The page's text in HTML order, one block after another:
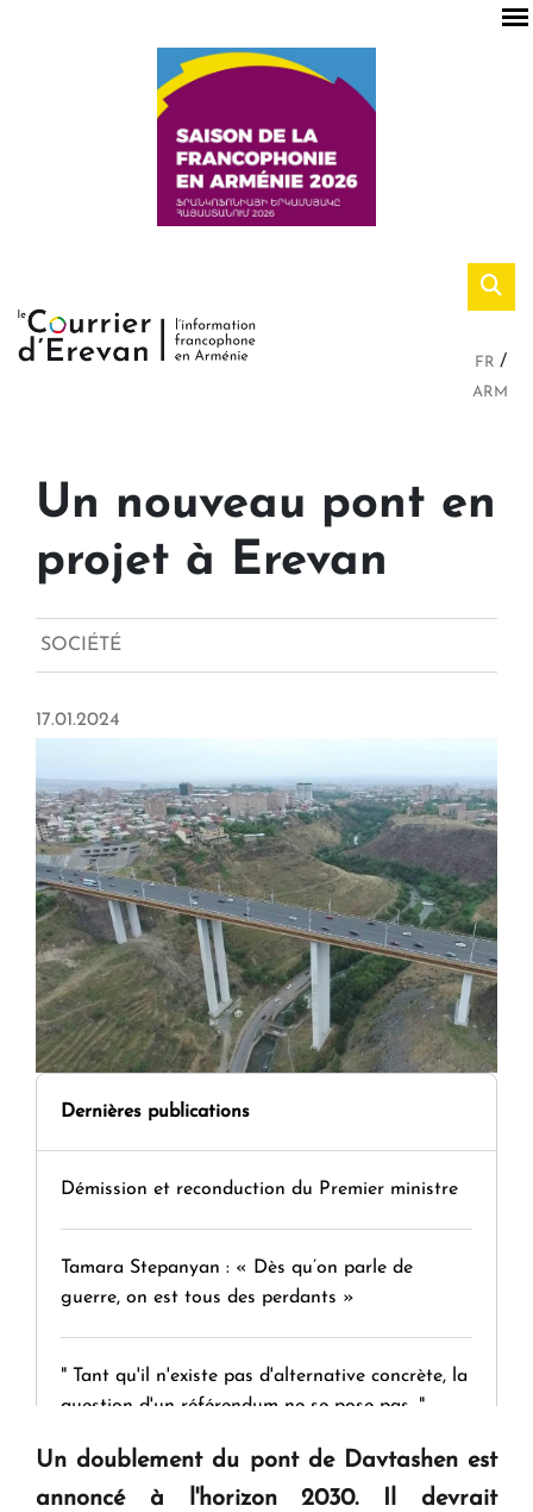
FR
ARM
Un nouveau pont en
projet à Erevan
SOCIÉTÉ
17.01.2024
Dernières publications
Démission et reconduction du Premier ministre
Tamara Stepanyan : « Dès qu’on parle de
guerre, on est tous des perdants »
" Tant qu'il n'existe pas d'alternative concrète, la
question d'un référendum ne se pose pas. "
KASA : 30 ans d'audace, de résilience et d'avenir
Un doublement du pont de Davtashen est
annoncé à l'horizon 2030. Il devrait